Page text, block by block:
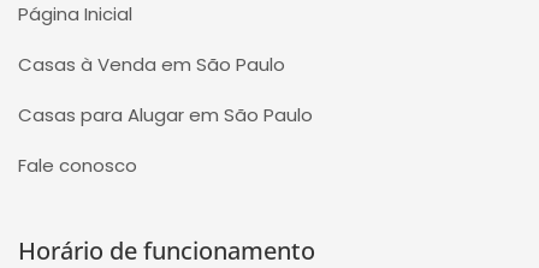
Página Inicial
Casas à Venda em São Paulo
Casas para Alugar em São Paulo
Fale conosco
Horário de funcionamento